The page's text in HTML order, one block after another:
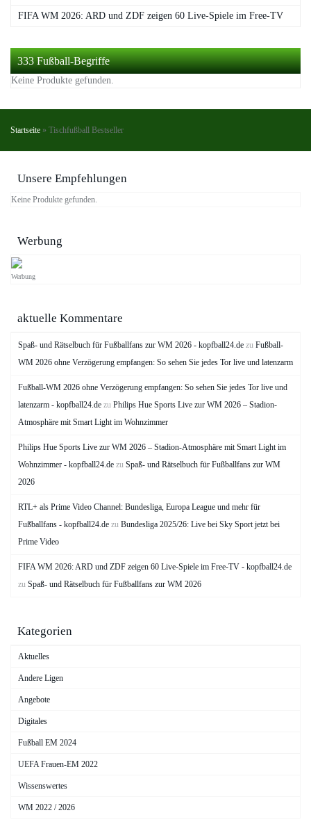
FIFA WM 2026: ARD und ZDF zeigen 60 Live-Spiele im Free-TV
333 Fußball-Begriffe
Keine Produkte gefunden.
Startseite » Tischfußball Bestseller
Unsere Empfehlungen
Keine Produkte gefunden.
Werbung
Werbung
aktuelle Kommentare
Spaß- und Rätselbuch für Fußballfans zur WM 2026 - kopfball24.de zu Fußball-
WM 2026 ohne Verzögerung empfangen: So sehen Sie jedes Tor live und latenzarm
Fußball-WM 2026 ohne Verzögerung empfangen: So sehen Sie jedes Tor live und
latenzarm - kopfball24.de zu Philips Hue Sports Live zur WM 2026 – Stadion-
Atmosphäre mit Smart Light im Wohnzimmer
Philips Hue Sports Live zur WM 2026 – Stadion-Atmosphäre mit Smart Light im
Wohnzimmer - kopfball24.de zu Spaß- und Rätselbuch für Fußballfans zur WM
2026
RTL+ als Prime Video Channel: Bundesliga, Europa League und mehr für
Fußballfans - kopfball24.de zu Bundesliga 2025/26: Live bei Sky Sport jetzt bei
Prime Video
FIFA WM 2026: ARD und ZDF zeigen 60 Live-Spiele im Free-TV - kopfball24.de
zu Spaß- und Rätselbuch für Fußballfans zur WM 2026
Kategorien
Aktuelles
Andere Ligen
Angebote
Digitales
Fußball EM 2024
UEFA Frauen-EM 2022
Wissenswertes
WM 2022 / 2026